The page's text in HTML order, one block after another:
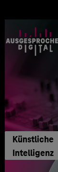
Künstliche
Intelligenz